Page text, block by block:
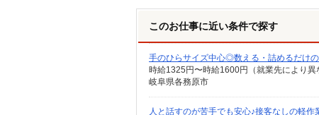
このお仕事に近い条件で探す
手のひらサイズ中心◎数える・詰めるだけ
時給1325円〜時給1600円（就業先により異
岐阜県各務原市
人と話すのが苦手でも安心♪接客なしの軽作